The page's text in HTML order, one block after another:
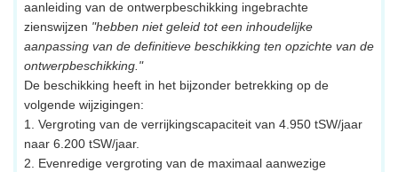
aanleiding van de ontwerpbeschikking ingebrachte
zienswijzen "hebben niet geleid tot een inhoudelijke
aanpassing van de definitieve beschikking ten opzichte van de
ontwerpbeschikking."
De beschikking heeft in het bijzonder betrekking op de
volgende wijzigingen:
1. Vergroting van de verrijkingscapaciteit van 4.950 tSW/jaar
naar 6.200 tSW/jaar.
2. Evenredige vergroting van de maximaal aanwezige